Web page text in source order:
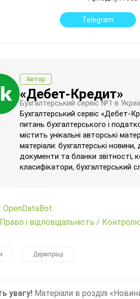
Telegram
Автор
«Дебет-Кредит»
Бухгалтерський сервіс №1 в
Бухгалтерський сервіс «Дебет-
питань бухгалтерського і
містить унікальні авторські
матеріали: бухгалтерські
документи та бланки звітності,
класифікатори, бухгалтерський
OpenDataBot
Право і відповідальність /
Держпраці
увагу! Матеріали в розділі